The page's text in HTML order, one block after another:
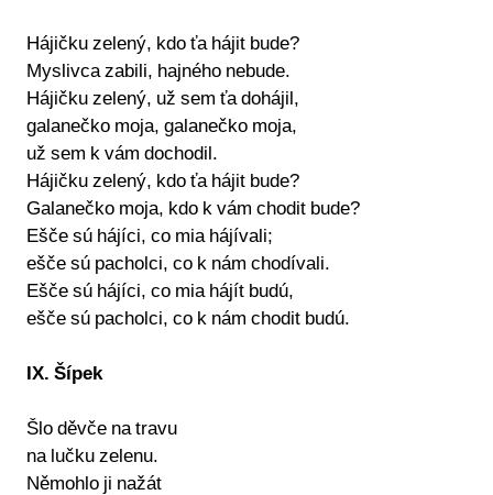
Hájičku zelený, kdo ťa hájit bude?
Myslivca zabili, hajného nebude.
Hájičku zelený, už sem ťa dohájil,
galanečko moja, galanečko moja,
už sem k vám dochodil.
Hájičku zelený, kdo ťa hájit bude?
Galanečko moja, kdo k vám chodit bude?
Ešče sú hájíci, co mia hájívali;
ešče sú pacholci, co k nám chodívali.
Ešče sú hájíci, co mia hájít budú,
ešče sú pacholci, co k nám chodit budú.
IX. Šípek
Šlo děvče na travu
na lučku zelenu.
Němohlo ji nažát